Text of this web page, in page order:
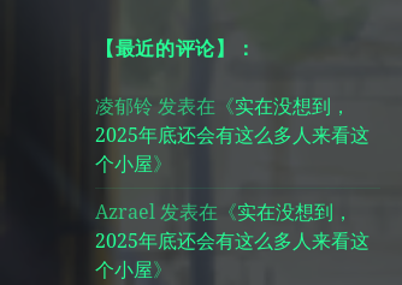
【最近的评论】：
凌郁铃 发表在《实在没想到，
2025年底还会有这么多人来看这
个小屋》
Azrael发表在《实在没想到，
2025年底还会有这么多人来看这
个小屋》